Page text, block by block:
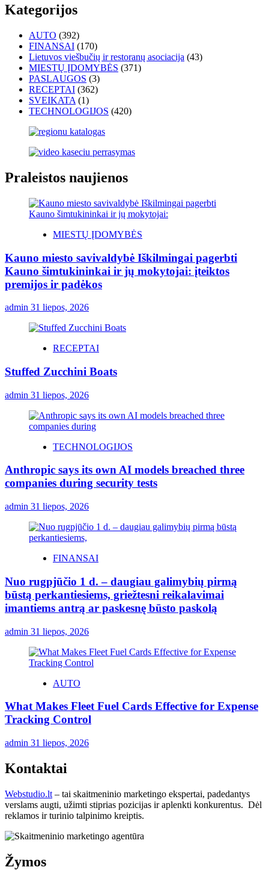
Kategorijos
AUTO (392)
FINANSAI (170)
Lietuvos viešbučių ir restoranų asociacija (43)
MIESTŲ ĮDOMYBĖS (371)
PASLAUGOS (3)
RECEPTAI (362)
SVEIKATA (1)
TECHNOLOGIJOS (420)
Praleistos naujienos
MIESTŲ ĮDOMYBĖS
Kauno miesto savivaldybė Iškilmingai pagerbti
Kauno šimtukininkai ir jų mokytojai: įteiktos
premijos ir padėkos
admin 31 liepos, 2026
RECEPTAI
Stuffed Zucchini Boats
admin 31 liepos, 2026
TECHNOLOGIJOS
Anthropic says its own AI models breached three
companies during security tests
admin 31 liepos, 2026
FINANSAI
Nuo rugpjūčio 1 d. – daugiau galimybių pirmą
būstą perkantiesiems, griežtesni reikalavimai
imantiems antrą ar paskesnę būsto paskolą
admin 31 liepos, 2026
AUTO
What Makes Fleet Fuel Cards Effective for Expense
Tracking Control
admin 31 liepos, 2026
Kontaktai
Webstudio.lt – tai skaitmeninio marketingo ekspertai, padedantys
verslams augti, užimti stiprias pozicijas ir aplenkti konkurentus. Dėl
reklamos ir turinio talpinimo kreiptis.
Žymos